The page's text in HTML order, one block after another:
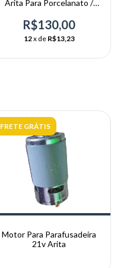
Arita Para Porcelanato /
R$130,00
12x de R$13,23
FRETE GRÁTIS
Motor Para Parafusadeira
21v Arita